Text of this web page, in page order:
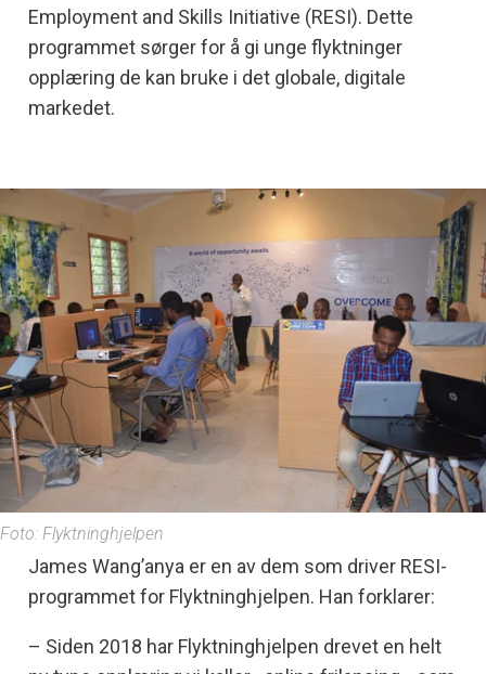
Employment and Skills Initiative (RESI). Dette
programmet sørger for å gi unge flyktninger
opplæring de kan bruke i det globale, digitale
markedet.
Foto: Flyktninghjelpen
James Wang’anya er en av dem som driver RESI-
programmet for Flyktninghjelpen. Han forklarer:
– Siden 2018 har Flyktninghjelpen drevet en helt